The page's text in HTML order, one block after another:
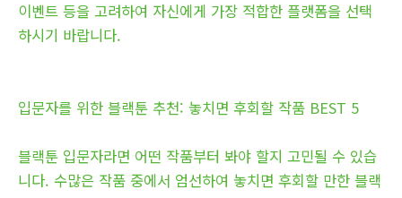
이벤트 등을 고려하여 자신에게 가장 적합한 플랫폼을 선택
하시기 바랍니다.
입문자를 위한 블랙툰 추천: 놓치면 후회할 작품 BEST 5
블랙툰 입문자라면 어떤 작품부터 봐야 할지 고민될 수 있습
니다. 수많은 작품 중에서 엄선하여 놓치면 후회할 만한 블랙